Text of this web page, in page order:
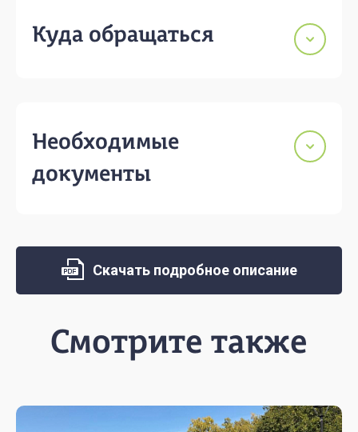
Куда обращаться
Необходимые
документы
Скачать подробное описание
Смотрите также